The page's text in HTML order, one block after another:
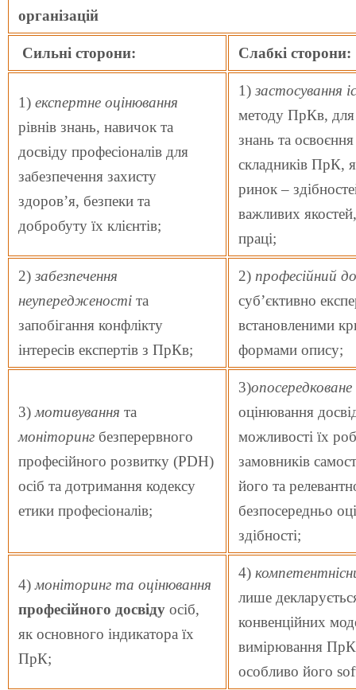
організацій
Сильні сторони: Слабкі сторони:
1) експертне оцінювання
рівнів знань, навичок та
досвіду професіоналів для
забезпечення захисту
здоров’я, безпеки та
добробуту їх клієнтів;
1) застосування
методу ПрКв,
знань та
складників ПрК,
ринок –
важливих
праці;
2) забезпечення
неупередженості та
запобігання конфлікту
інтересів експертів з ПрКв;
2) професійний
суб’єктивно
встановленими
формами опису;
3)мотивування та
моніторинг безперервного
професійного розвитку (PDH)
осіб та дотримання кодексу
етики професіоналів;
3)опосередковане
оцінювання
можливості їх
замовників
його та
безпосередньо
здібності;
4)моніторинг та оцінювання
професійного досвіду осіб,
як основного індикатора їх
ПрК;
4)
лише
конвенційних
вимірювання ПрК
особливо його